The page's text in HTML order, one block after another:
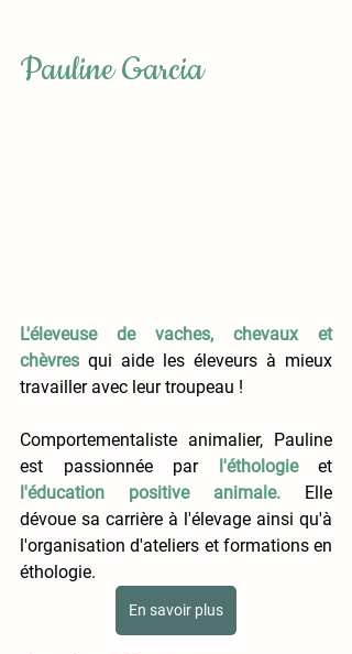
Pauline Garcia
L'éleveuse de vaches, chevaux et
chèvres qui aide les éleveurs à mieux
travailler avec leur troupeau !
Comportementaliste animalier, Pauline
est passionnée par l'éthologie
l'éducation positive animale. Elle
dévoue sa carrière à l'élevage ainsi qu'à
l'organisation d'ateliers et formations en
éthologie.
En savoir plus